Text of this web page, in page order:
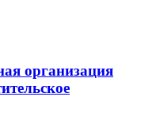
организация